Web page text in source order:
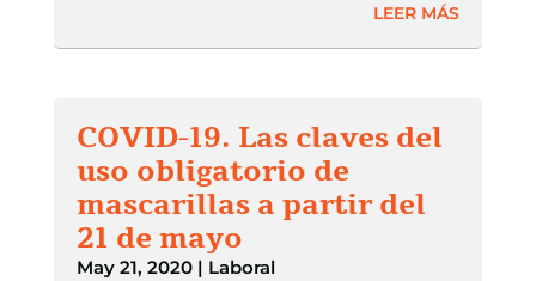
LEER MÁS
COVID-19. Las claves del
uso obligatorio de
mascarillas a partir del
21 de mayo
May 21, 2020| Laboral